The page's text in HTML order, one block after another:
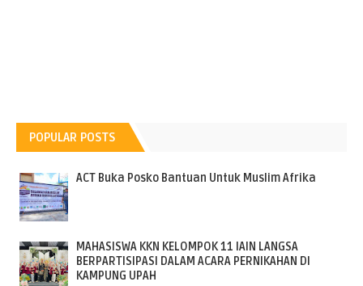
POPULAR POSTS
ACT Buka Posko Bantuan Untuk Muslim Afrika
MAHASISWA KKN KELOMPOK 11 IAIN LANGSA
BERPARTISIPASI DALAM ACARA PERNIKAHAN DI
KAMPUNG UPAH